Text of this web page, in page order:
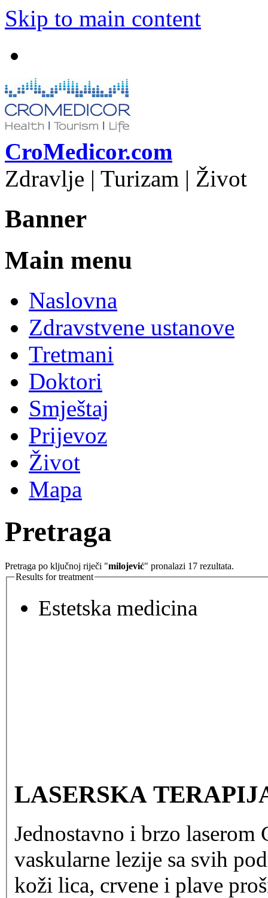
Skip to main content
CroMedicor.com
Zdravlje | Turizam | Život
Banner
Main menu
Naslovna
Zdravstvene ustanove
Tretmani
Doktori
Smještaj
Prijevoz
Život
Mapa
Pretraga
Pretraga po ključnoj riječi "milojević" pronalazi 17 rezultata.
Results for treatment
Estetska medicina
LASERSKA
Jednostavno i brzo
vaskularne lezije sa svih
koži lica, crvene i plave